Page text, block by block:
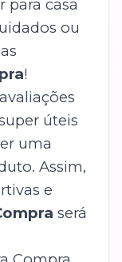
para casa
ou
!
úteis
uma
Assim,
e
será